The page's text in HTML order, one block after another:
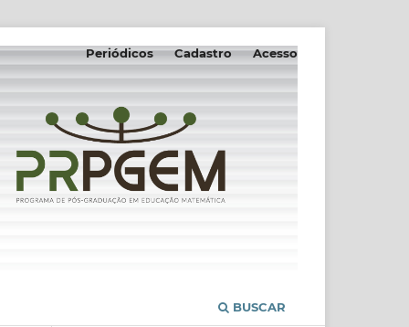
BUSCAR
Periódicos Cadastro Acesso